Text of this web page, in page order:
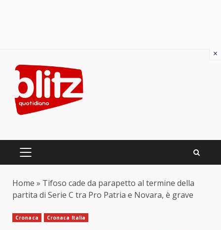
content
PRIMARY
Home » Tifoso cade da parapetto al termine della
partita di Serie C tra Pro Patria e Novara, è grave
Cronaca Cronaca Italia
×